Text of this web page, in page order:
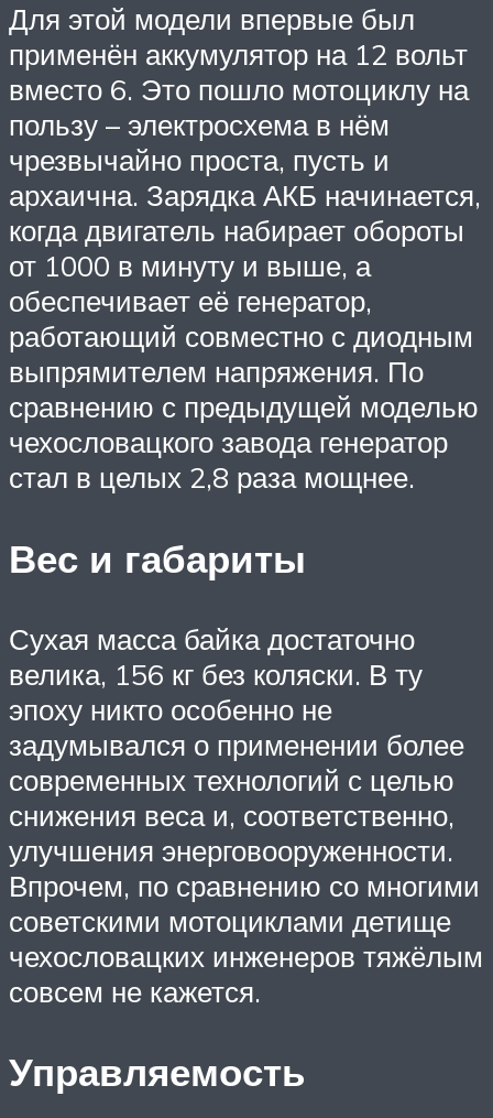
Для этой модели впервые был
применён аккумулятор на 12 вольт
вместо 6. Это пошло мотоциклу на
пользу – электросхема в нём
чрезвычайно проста, пусть и
архаична. Зарядка АКБ начинается,
когда двигатель набирает обороты
от 1000 в минуту и выше, а
обеспечивает её генератор,
работающий совместно с диодным
выпрямителем напряжения. По
сравнению с предыдущей моделью
чехословацкого завода генератор
стал в целых 2,8 раза мощнее.
Вес и габариты
Сухая масса байка достаточно
велика, 156 кг без коляски. В ту
эпоху никто особенно не
задумывался о применении более
современных технологий с целью
снижения веса и, соответственно,
улучшения энерговооруженности.
Впрочем, по сравнению со многими
советскими мотоциклами детище
чехословацких инженеров тяжёлым
совсем не кажется.
Управляемость